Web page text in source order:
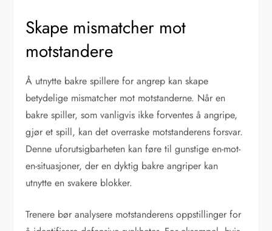
Skape mismatcher mot
motstandere
Å utnytte bakre spillere for angrep kan skape
betydelige mismatcher mot motstanderne. Når en
bakre spiller, som vanligvis ikke forventes å angripe,
gjør et spill, kan det overraske motstanderens forsvar.
Denne uforutsigbarheten kan føre til gunstige en-mot-
en-situasjoner, der en dyktig bakre angriper kan
utnytte en svakere blokker.
Trenere bør analysere motstanderens oppstillinger for